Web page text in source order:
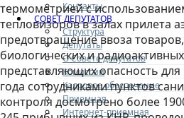
Контакты
СОВЕТ ДЕПУТАТОВ
Структура
Депутаты
О Совете депутатов
Комиссии
Кадровое обеспечение
Приемная
Интернет-приемная
термометрией с
тепловизоров в залах прилета
предотвращение ввоза
биологических и
представляющих опасность для
года сотрудниками пунктов
контроля досмотрено более